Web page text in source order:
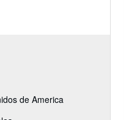
de America